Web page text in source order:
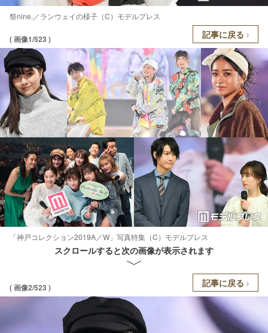
祭nine.／ランウェイの様子（C）モデルプレス
( 画像1/523 ) 記事に戻る
「神戸コレクション2019A／W」写真特集（C）モデルプレス
スクロールすると次の画像が表示されます
( 画像2/523 ) 記事に戻る